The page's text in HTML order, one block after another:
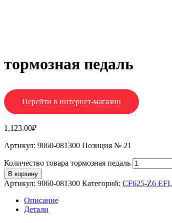
тормозная педаль
Перейти в интернет-магазин
1,123.00₽
Артикул: 9060-081300 Позиция № 21
Количество товара тормозная педаль
В корзину
Артикул: 9060-081300 Категорий: CF625-Z6 EFI,
Описание
Детали